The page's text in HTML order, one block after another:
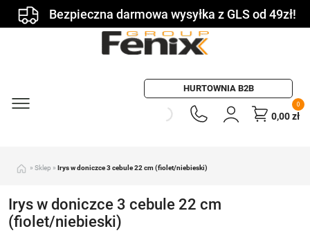
Bezpieczna darmowa wysyłka z GLS od 49zł!
HURTOWNIA B2B
0
0,00zł
» Sklep » Irys w doniczce 3 cebule 22 cm (fiolet/niebieski)
Irys w doniczce 3 cebule 22 cm
(fiolet/niebieski)